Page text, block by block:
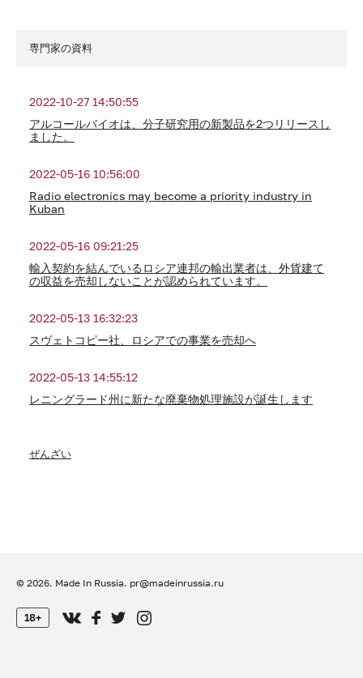
専門家の資料
2022-10-27 14:50:55
アルコールバイオは、分子研究用の新製品を2つリリースし
ました。
2022-05-16 10:56:00
Radio electronics may become a priority industry in
Kuban
2022-05-16 09:21:25
輸入契約を結んでいるロシア連邦の輸出業者は、外貨建て
の収益を売却しないことが認められています。
2022-05-13 16:32:23
スヴェトコピー社、ロシアでの事業を売却へ
2022-05-13 14:55:12
レニングラード州に新たな廃棄物処理施設が誕生します
ぜんざい
© 2026. Made In Russia. pr@madeinrussia.ru
18+